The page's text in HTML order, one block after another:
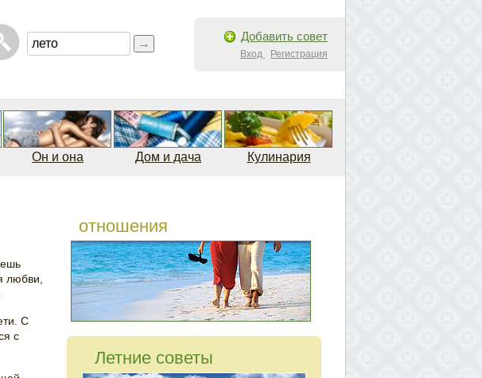
Добавить совет
Вход Регистрация
Он и она Дом и дача Кулинария
любви,
С
с
отношения
Летние советы